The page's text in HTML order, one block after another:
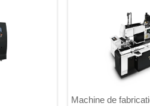
Machine de